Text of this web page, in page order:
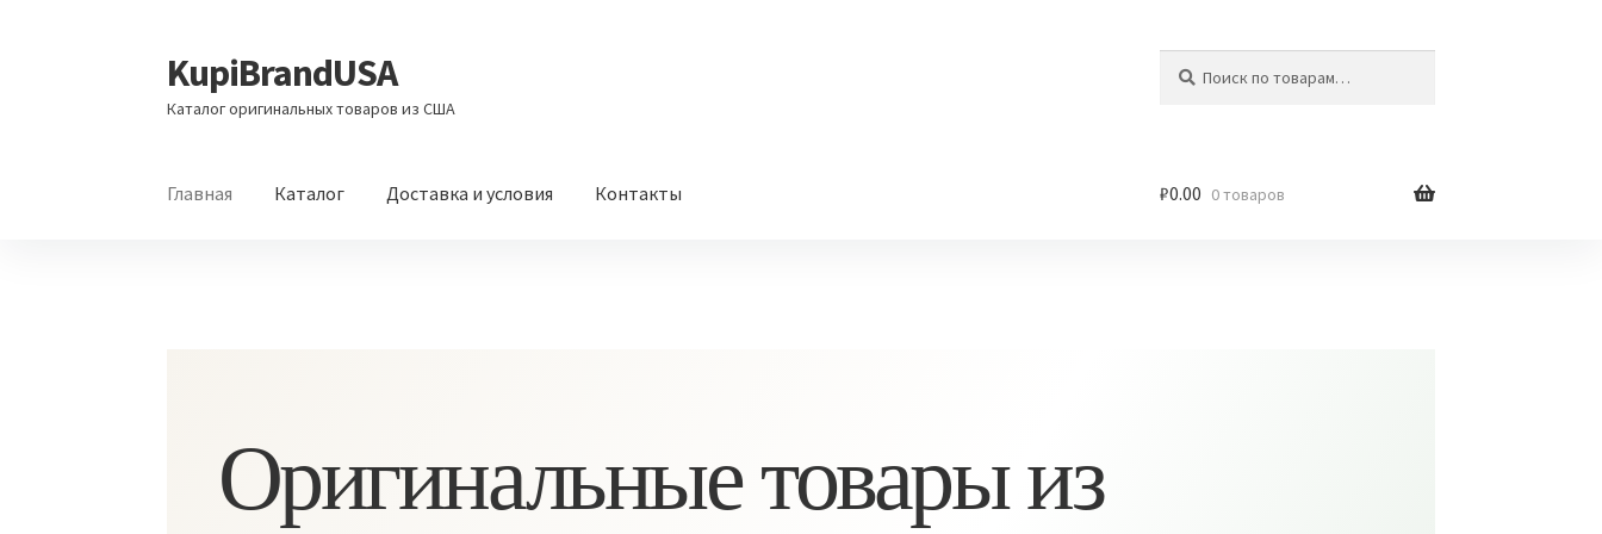
Перейти
к
навигации
Перейти
к
содержимому
KupiBrandUSA
Каталог оригинальных товаров из США
Главная Каталог Доставка и условия Контакты ₽0.00 0 товаров
Оригинальные товары из